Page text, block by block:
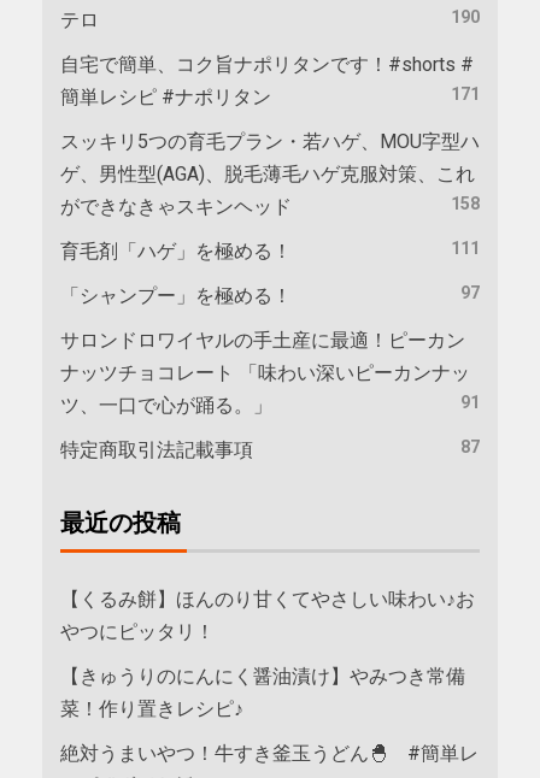
テロ
190
自宅で簡単、コク旨ナポリタンです！#shorts #
簡単レシピ #ナポリタン
171
スッキリ5つの育毛プラン・若ハゲ、MOU字型ハ
ゲ、男性型(AGA)、脱毛薄毛ハゲ克服対策、これ
ができなきゃスキンヘッド
158
育毛剤「ハゲ」を極める！ 111
「シャンプー」を極める！ 97
サロンドロワイヤルの手土産に最適！ピーカン
ナッツチョコレート 「味わい深いピーカンナッ
ツ、一口で心が踊る。」
91
特定商取引法記載事項 87
最近の投稿
【くるみ餅】ほんのり甘くてやさしい味わい♪お
やつにピッタリ！
【きゅうりのにんにく醤油漬け】やみつき常備
菜！作り置きレシピ♪
絶対うまいやつ！牛すき釜玉うどん🐣 #簡単レ